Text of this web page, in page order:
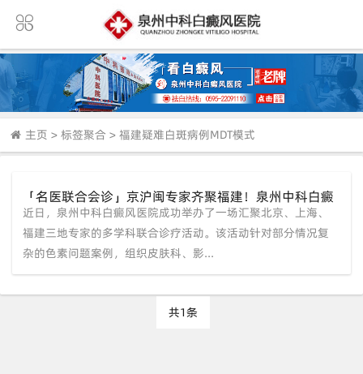
主页 > 标签聚合 > 福建疑难白斑病例MDT模式
「名医联合会诊」京沪闽专家齐聚福建！泉州中科白癜
风医院多学科攻坚疑难白斑病例
近日，泉州中科白癜风医院成功举办了一场汇聚北京、上海、
福建三地专家的多学科联合诊疗活动。该活动针对部分情况复
杂的色素问题案例，组织皮肤科、影...
共1条